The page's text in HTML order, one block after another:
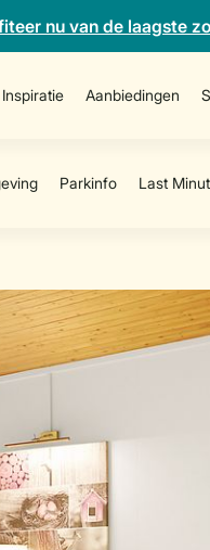
nu van de laagste
Inspiratie Aanbiedingen